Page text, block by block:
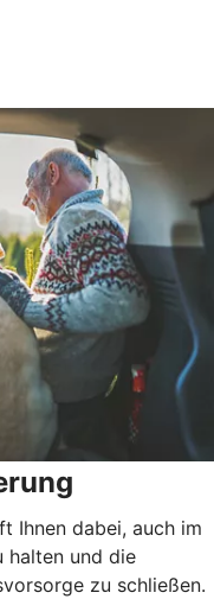
Ihnen dabei, auch im
halten und die
zu schließen.